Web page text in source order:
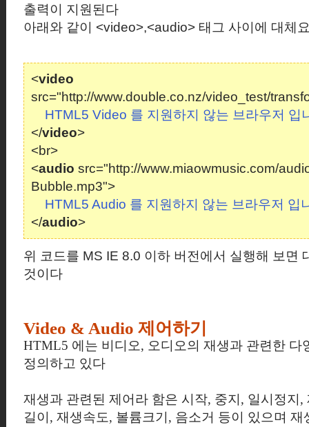
출력이 지원된다
아래와 같이 <video>,<audio> 태그 사이에 대체
<video
src="http://www.double.co.nz/video_test/
HTML5 Video 를 지원하지 않는 브라우저 입
</video>
<br>
<audio src="http://www.miaowmusic.com/
Bubble.mp3">
HTML5 Audio 를 지원하지 않는 브라우저 입
</audio>
위 코드를 MS IE 8.0 이하 버전에서 실행해 보면
것이다
Video & Audio 제어하기
HTML5 에는 비디오, 오디오의 재생과 관련한 다
정의하고 있다
재생과 관련된 제어라 함은 시작, 중지, 일시정지,
길이, 재생속도, 볼륨크기, 음소거 등이 있으며